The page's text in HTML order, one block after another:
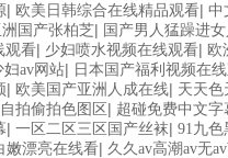
| 欧美日韩综合在线精品观看| 中
国产张柏芝| 国产男人猛躁进
观看| 少妇喷水视频在线观看| 欧
av网站| 日本国产福利视频在
| 欧美国产亚洲人成在线| 天天色
拍偷拍色图区 | 超碰免费中文字
| 一区二区三区国产丝袜| 91九
嫩漂亮在线看| 久久av高潮av无